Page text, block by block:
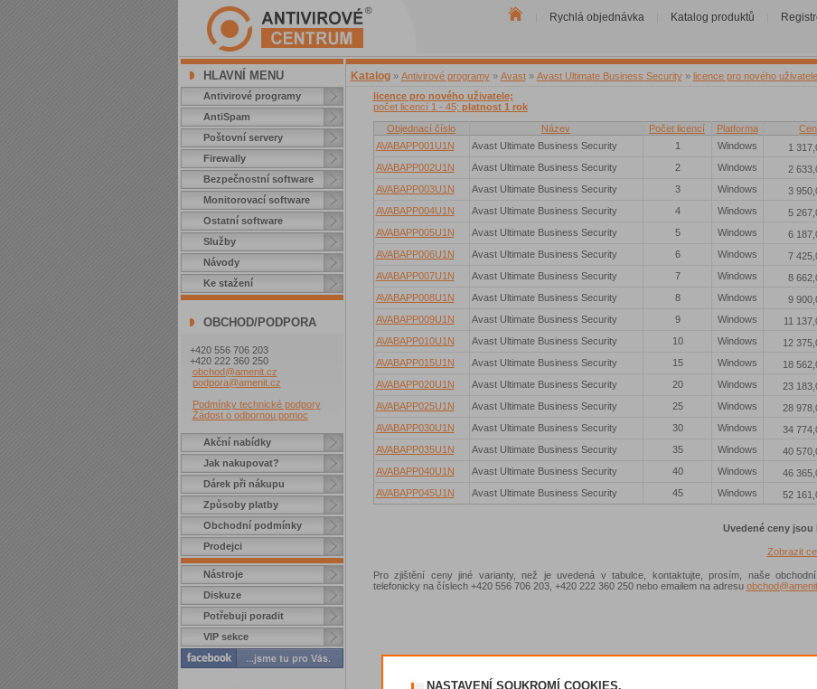
Rychlá objednávka Katalog produktů
HLAVNÍ MENU
Antivirové programy
AntiSpam
Poštovní servery
Firewally
Bezpečnostní software
Monitorovací software
Ostatní software
Služby
Návody
Ke stažení
OBCHOD/PODPORA
+420 556 706 203
+420 222 360 250
obchod@amenit.cz
podpora@amenit.cz
Podmínky technické podpory
Žádost o odbornou pomoc
Akční nabídky
Jak nakupovat?
Dárek při nákupu
Způsoby platby
Obchodní podmínky
Prodejci
Nástroje
Diskuze
Potřebuji poradit
VIP sekce
Katalog » Antivirové programy » Avast » Avast Ultimate Business Security » licence pro nového uživatele
licence pro nového uživatele;
počet licencí 1 - 45; platnost 1 rok
Objednací číslo
Název Počet licencí Platforma
AVABAPP001U1N
Avast Ultimate Business Security 1 Windows
1
AVABAPP002U1N
Avast Ultimate Business Security 2 Windows
2
AVABAPP003U1N
Avast Ultimate Business Security 3 Windows
3
AVABAPP004U1N
Avast Ultimate Business Security 4 Windows
5
AVABAPP005U1N
Avast Ultimate Business Security 5 Windows
6
AVABAPP006U1N
Avast Ultimate Business Security 6 Windows
7
AVABAPP007U1N
Avast Ultimate Business Security 7 Windows
8
AVABAPP008U1N
Avast Ultimate Business Security 8 Windows
9
AVABAPP009U1N
Avast Ultimate Business Security 9 Windows
11
AVABAPP010U1N
Avast Ultimate Business Security 10 Windows
12
AVABAPP015U1N
Avast Ultimate Business Security 15 Windows
18
AVABAPP020U1N
Avast Ultimate Business Security 20 Windows
23
AVABAPP025U1N
Avast Ultimate Business Security 25 Windows
28
AVABAPP030U1N
Avast Ultimate Business Security 30 Windows
34
AVABAPP035U1N
Avast Ultimate Business Security 35 Windows
40
AVABAPP040U1N
Avast Ultimate Business Security 40 Windows
46
AVABAPP045U1N
Avast Ultimate Business Security 45 Windows 52
Uvedené ceny jsou
Zobrazit
Pro zjištění ceny jiné varianty, než je uvedená v tabulce, kontaktujte, prosím, naše
telefonicky na číslech +420 556 706 203, +420 222 360 250 nebo emailem na adresu
NASTAVENÍ SOUKROMÍ COOKIES.